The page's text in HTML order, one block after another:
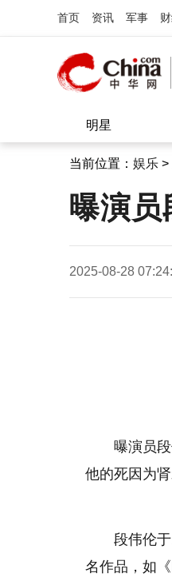
首页 资讯 军事
明星
当前位置： 娱乐 >
曝演员
2025-08-28
曝演员
他的死因为
段伟伦
名作品，如